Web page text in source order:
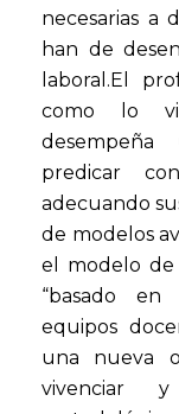
necesarias a
han de
laboral.El
como lo
predicar
adecuando
de modelos
el modelo de
“basado en
equipos
una nueva
vivenciar